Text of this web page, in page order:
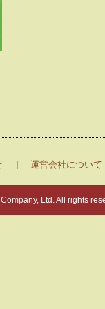
運営会社について
Ltd. All rights